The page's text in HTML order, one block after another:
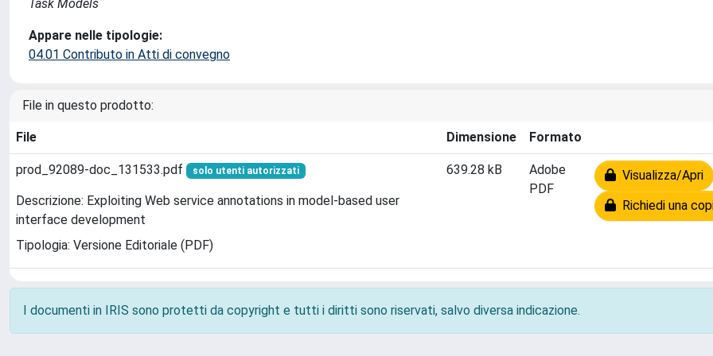
Task Models
Appare nelle tipologie:
04.01 Contributo in Atti di convegno
File in questo prodotto:
File Dimensione Formato
prod_92089-doc_131533.pdf solo utenti autorizzati
Descrizione: Exploiting Web service annotations in model-based user
interface development
Tipologia: Versione Editoriale (PDF)
639.28 kB
Adobe
PDF
Visualizza/Apri
Richiedi una
I documenti in IRIS sono protetti da copyright e tutti i diritti sono riservati, salvo diversa indicazione.